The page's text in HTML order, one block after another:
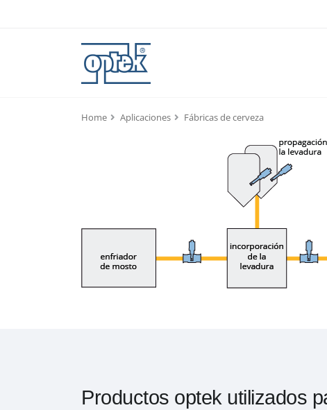
Home Aplicaciones Fábricas de cerveza
Productos optek utilizados